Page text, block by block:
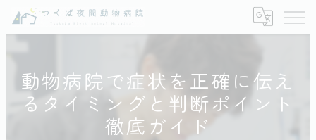
動物病院で症状を正確に伝え
るタイミングと判断ポイント
徹底ガイド